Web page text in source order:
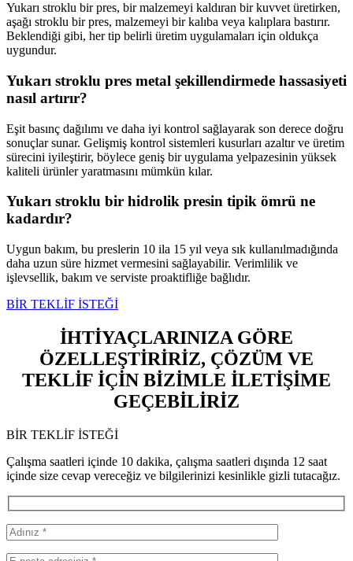
Yukarı stroklu bir pres, bir malzemeyi kaldıran bir kuvvet üretirken,
aşağı stroklu bir pres, malzemeyi bir kalıba veya kalıplara bastırır.
Beklendiği gibi, her tip belirli üretim uygulamaları için oldukça
uygundur.
Yukarı stroklu pres metal şekillendirmede hassasiyeti
nasıl artırır?
Eşit basınç dağılımı ve daha iyi kontrol sağlayarak son derece doğru
sonuçlar sunar. Gelişmiş kontrol sistemleri kusurları azaltır ve üretim
sürecini iyileştirir, böylece geniş bir uygulama yelpazesinin yüksek
kaliteli ürünler yaratmasını mümkün kılar.
Yukarı stroklu bir hidrolik presin tipik ömrü ne
kadardır?
Uygun bakım, bu preslerin 10 ila 15 yıl veya sık kullanılmadığında
daha uzun süre hizmet vermesini sağlayabilir. Verimlilik ve
işlevsellik, bakım ve serviste proaktifliğe bağlıdır.
BİR TEKLİF İSTEĞİ
İHTİYAÇLARINIZA GÖRE
ÖZELLEŞTİRİRİZ, ÇÖZÜM VE
TEKLİF İÇİN BİZİMLE İLETİŞİME
GEÇEBİLİRİZ
BİR TEKLİF İSTEĞİ
Çalışma saatleri içinde 10 dakika, çalışma saatleri dışında 12 saat
içinde size cevap vereceğiz ve bilgilerinizi kesinlikle gizli tutacağız.